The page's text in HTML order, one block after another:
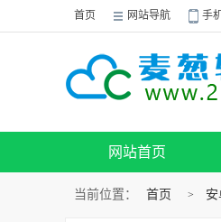
首页 网站导航 手
网站首页
当前位置： 首页 >